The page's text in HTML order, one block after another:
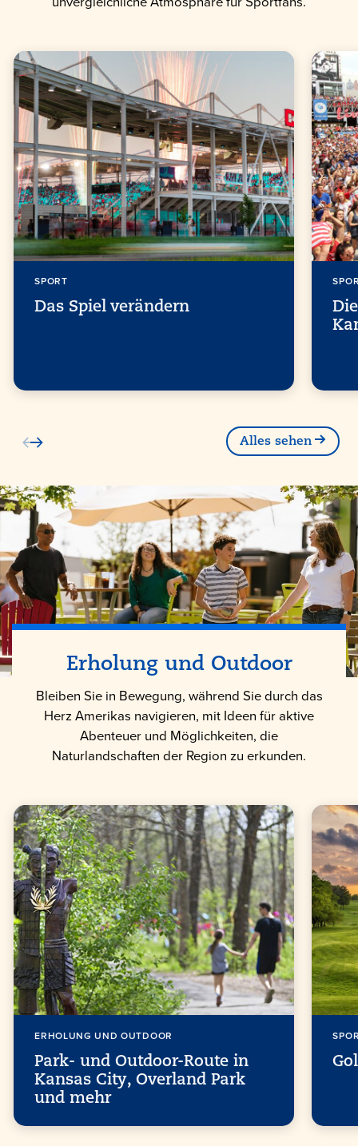
SPORT
Das Spiel verändern
Alles sehen
Erholung und Outdoor
Bleiben Sie in Bewegung, während Sie durch das
Herz Amerikas navigieren, mit Ideen für aktive
Abenteuer und Möglichkeiten, die
Naturlandschaften der Region zu erkunden.
ERHOLUNG UND OUTDOOR
Park- und Outdoor-Route in
Kansas City, Overland Park
und mehr